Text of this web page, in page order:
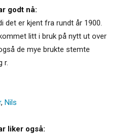
godt nå:
det er kjent fra rundt år 1900.
litt i bruk på nytt ut over
de mye brukte stemte
r.
, Nils
liker også: